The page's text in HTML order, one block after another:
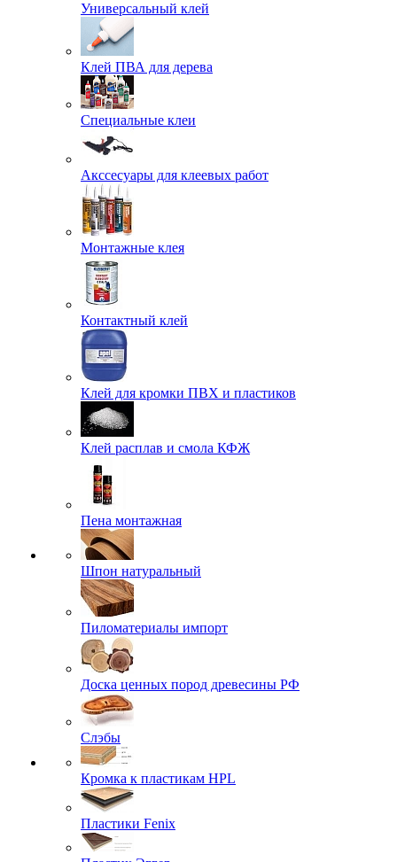
Универсальный клей
Клей ПВА для дерева
Специальные клеи
Акссесуары для клеевых работ
Монтажные клея
Контактный клей
Клей для кромки ПВХ и пластиков
Клей расплав и смола КФЖ
Пена монтажная
Шпон натуральный
Пиломатериалы импорт
Доска ценных пород древесины РФ
Слэбы
Кромка к пластикам HPL
Пластики Fenix